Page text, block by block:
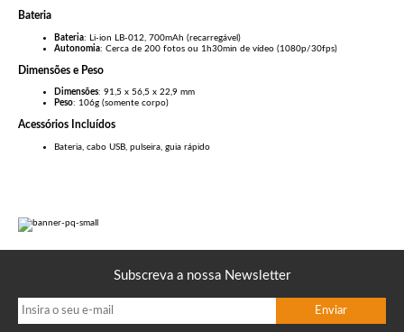
Bateria
Bateria: Li-ion LB-012, 700mAh (recarregável)
Autonomia: Cerca de 200 fotos ou 1h30min de vídeo (1080p/30fps)
Dimensões e Peso
Dimensões: 91,5 x 56,5 x 22,9 mm
Peso: 106g (somente corpo)
Acessórios Incluídos
Bateria, cabo USB, pulseira, guia rápido
Subscreva a nossa Newsletter